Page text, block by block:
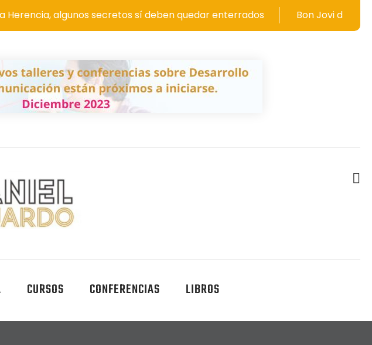
algunos secretos sí deben quedar enterrados Bon Jovi definitivamente
CURSOS CONFERENCIAS LIBROS